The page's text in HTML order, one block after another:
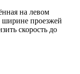
на левом
ширине проезжей
скорость до